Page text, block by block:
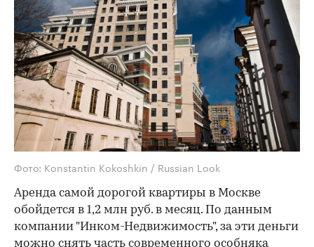
Фото: Konstantin Kokoshkin / Russian Look
Аренда самой дорогой квартиры в Москве
обойдется в 1,2 млн руб. в месяц. По данным
компании "Инком-Недвижимость", за эти деньги
можно снять часть современного особняка